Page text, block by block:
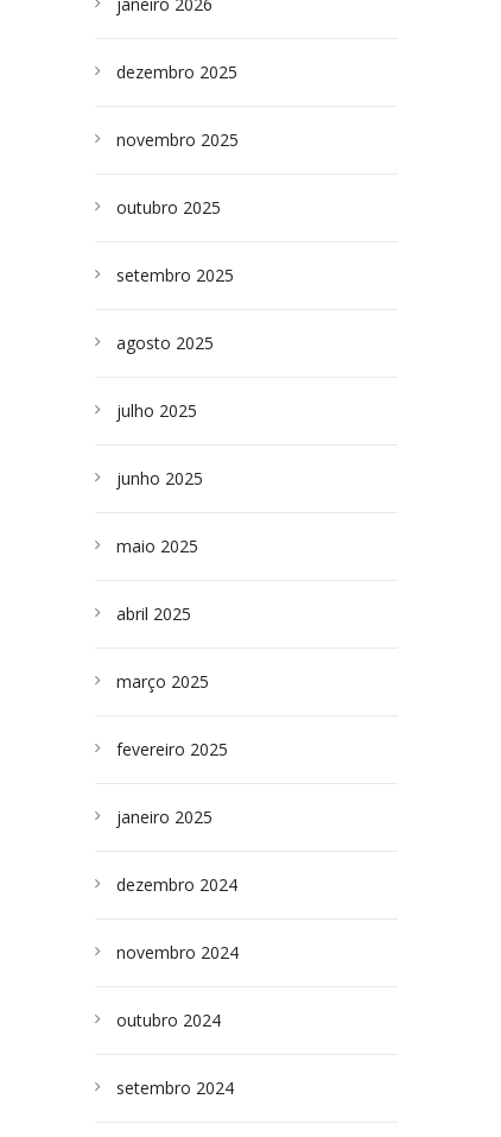
dezembro 2025
novembro 2025
outubro 2025
setembro 2025
agosto 2025
julho 2025
junho 2025
maio 2025
abril 2025
março 2025
fevereiro 2025
janeiro 2025
dezembro 2024
novembro 2024
outubro 2024
setembro 2024